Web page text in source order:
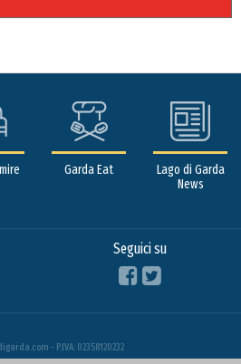
Garda Eat
Lago di Garda
News
Seguici su
- P.IVA: 02358120232